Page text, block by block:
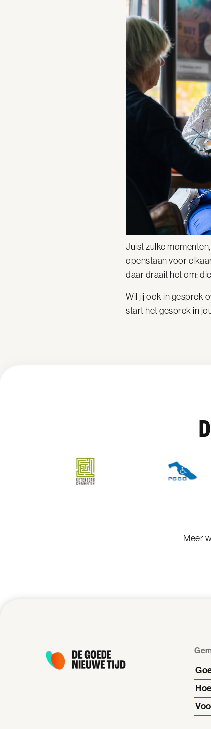
Juist zulke
openstaan voor
daar draait het om:
Wil jij ook in gesprek
start het gesprek in
Meer